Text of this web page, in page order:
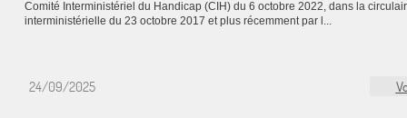
Comité Interministériel du Handicap (CIH) du 6 octobre 2022, dans la
interministérielle du 23 octobre 2017 et plus récemment par l...
24/09/2025